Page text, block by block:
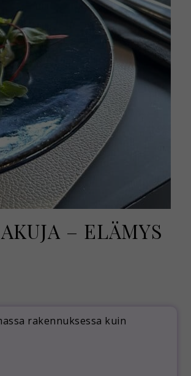
– ELÄMYS
rakennuksessa kuin